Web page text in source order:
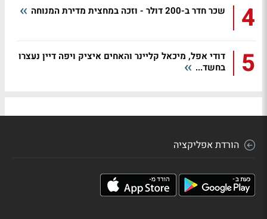
4 שכר חדר ב-200 דולר - וזכה במחצית מדירת המנוחה
5
דודי אפל, מיכאל קליינר והאחים איציק ויפה דיין נעצרו
בחשד...
הורדת אפליקציה